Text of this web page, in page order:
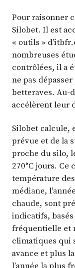
Pour raisonner
Silobet. Il est
« outils »
nombreuses
contrôlées, il a
ne pas
betteraves. Au-
accélèrent leur
Silobet calcule,
prévue et de la
proche du silo,
270°C jours. Ce
température
médiane,
chaude, sont
indicatifs,
fréquentielle et
climatiques qui
avance et plus